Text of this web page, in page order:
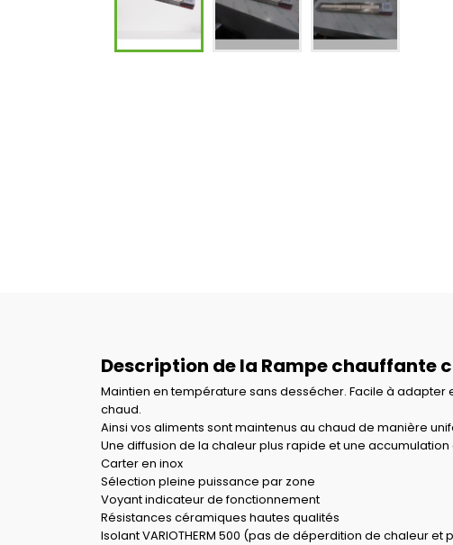
Description de la Rampe chauffante
Maintien en température sans dessécher. Facile à
chaud.
Ainsi vos aliments sont maintenus au chaud de manière
Une diffusion de la chaleur plus rapide et une
Carter en inox
Sélection pleine puissance par zone
Voyant indicateur de fonctionnement
Résistances céramiques hautes qualités
Isolant VARIOTHERM 500 (pas de déperdition de chaleur